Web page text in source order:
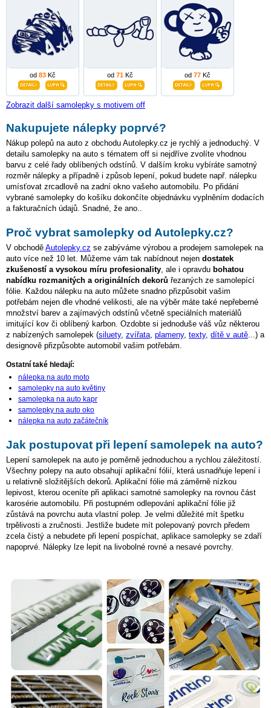
od 83 Kč od 71 Kč od 77 Kč
Zobrazit další samolepky s motivem off
Nakupujete nálepky poprvé?
Nákup polepů na auto z obchodu Autolepky.cz je rychlý a jednoduchý. V
detailu samolepky na auto s tématem off si nejdříve zvolíte vhodnou
barvu z celé řady oblíbených odstínů. V dalším kroku vybíráte samotný
rozměr nálepky a případně i způsob lepení, pokud budete např. nálepku
umísťovat zrcadlově na zadní okno vašeho automobilu. Po přidání
vybrané samolepky do košíku dokončíte objednávku vyplněním dodacích
a fakturačních údajů. Snadné, že ano..
Proč vybrat samolepky od Autolepky.cz?
V obchodě Autolepky.cz se zabýváme výrobou a prodejem samolepek na
auto více než 10 let. Můžeme vám tak nabídnout nejen dostatek
zkušeností a vysokou míru profesionality , ale i opravdu bohatou
nabídku rozmanitých a originálních dekorů řezaných ze samolepící
fólie. Každou nálepku na auto můžete snadno přizpůsobit vašim
potřebám nejen dle vhodné velikosti, ale na výběr máte také nepřeberné
množství barev a zajímavých odstínů včetně speciálních materiálů
imitující kov či oblíbený karbon. Ozdobte si jednoduše váš vůz některou
z nabízených samolepek (siluety, zvířata plameny, texty, dítě v autě ...) a
designově přizpůsobte automobil vašim potřebám.
Ostatní také hledají:
nálepka na auto moto
samolepky na auto květiny
samolepka na auto kapr
samolepky na auto oko
nálepka na auto začátečník
Jak postupovat při lepení samolepek na auto?
Lepení samolepek na auto je poměrně jednoduchou a rychlou záležitostí.
Všechny polepy na auto obsahují aplikační fólií, která usnadňuje lepení i
u relativně složitějších dekorů. Aplikační fólie má záměrně nízkou
lepivost, kterou oceníte při aplikaci samotné samolepky na rovnou část
karosérie automobilu. Při postupném odlepování aplikační fólie již
zůstává na povrchu auta vlastní polep. Je velmi důležité mít špetku
trpělivosti a zručnosti. Jestliže budete mít polepovaný povrch předem
zcela čistý a nebudete při lepení pospíchat, aplikace samolepky se zdaří
napoprvé. Nálepky lze lepit na livobolné rovné a nesavé povrchy.